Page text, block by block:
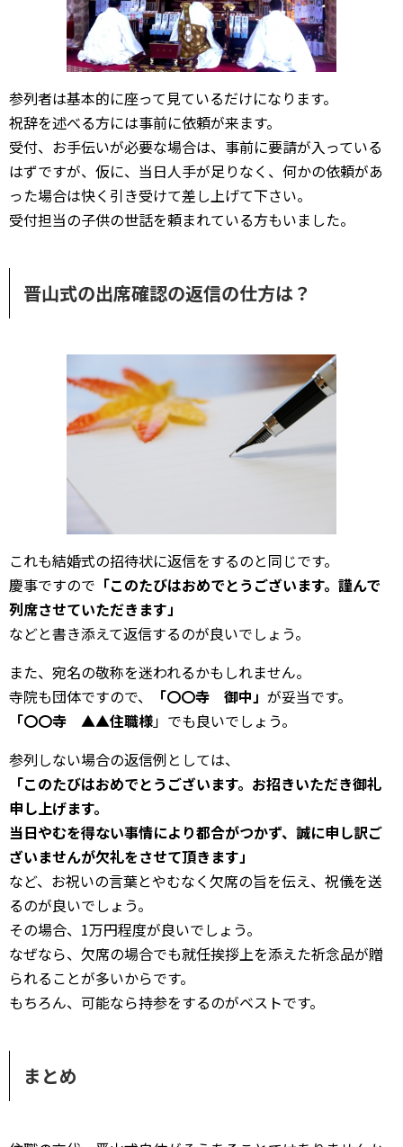
参列者は基本的に座って見ているだけになります。
祝辞を述べる方には事前に依頼が来ます。
受付、お手伝いが必要な場合は、事前に要請が入っている
はずですが、仮に、当日人手が足りなく、何かの依頼があ
った場合は快く引き受けて差し上げて下さい。
受付担当の子供の世話を頼まれている方もいました。
晋山式の出席確認の返信の仕方は？
これも結婚式の招待状に返信をするのと同じです。
慶事ですので 「このたびはおめでとうございます。謹んで
列席させていただきます」
などと書き添えて返信するのが良いでしょう。
また、宛名の敬称を迷われるかもしれません。
寺院も団体ですので、
「〇〇寺 御中」 が妥当です。
「〇〇寺 ▲▲住職様」でも良いでしょう。
参列しない場合の返信例としては、
「このたびはおめでとうございます。お招きいただき御礼
申し上げます。
当日やむを得ない事情により都合がつかず、誠に申し訳ご
ざいませんが欠礼をさせて頂きます」
など、お祝いの言葉とやむなく欠席の旨を伝え、祝儀を送
るのが良いでしょう。
その場合、1万円程度が良いでしょう。
なぜなら、欠席の場合でも就任挨拶上を添えた祈念品が贈
られることが多いからです。
もちろん、可能なら持参をするのがベストです。
まとめ